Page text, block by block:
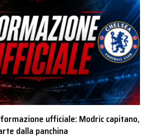
ufficiale: Modric capitano,
dalla panchina